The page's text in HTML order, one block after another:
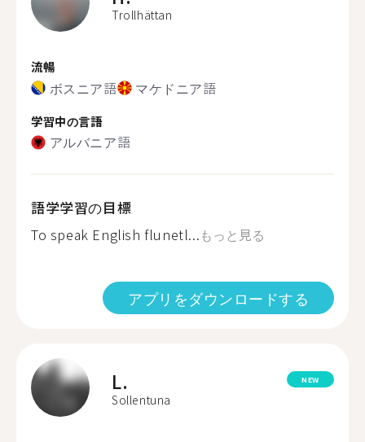
Trollhättan
流暢
ボスニア語 マケドニア語
学習中の言語
アルバニア語
語学学習の目標
To speak English flunetl...もっと見る
アプリをダウンロードする
L.
Sollentuna
NEW